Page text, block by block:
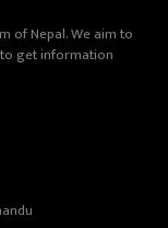
of Nepal. We aim to
get information